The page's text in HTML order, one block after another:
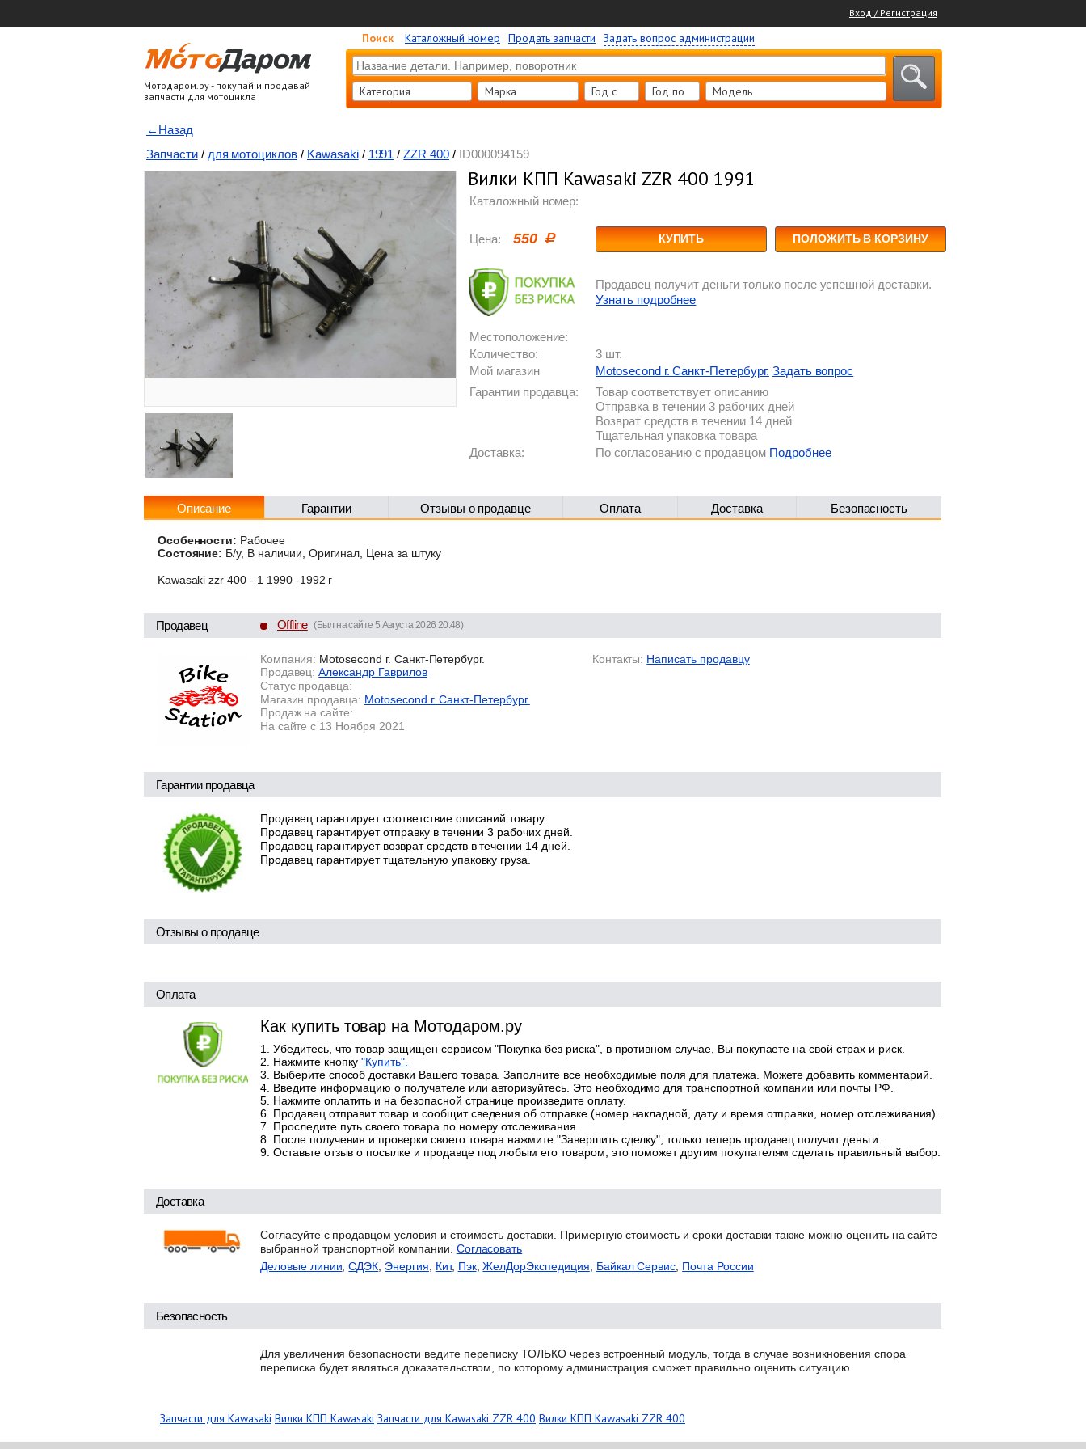
Вход / Регистрация
Мотодаром.ру - покупай и продавай
запчасти для мотоцикла
Поиск Каталожный номер Продать запчасти Задать вопрос администрации
Категория Марка Год c Год по Модель
←Назад
Запчасти / для мотоциклов / Kawasaki / 1991 / ZZR 400 / ID000094159
Вилки КПП Kawasaki ZZR 400 1991
Каталожный номер:
Цена: 550 КУПИТЬ ПОЛОЖИТЬ В КОРЗИНУ
Продавец получит деньги только после успешной доставки.
Узнать подробнее
Местоположение:
Количество:
3 шт.
Мой магазин
Motosecond г. Санкт-Петербург. Задать вопрос
Гарантии продавца:
Товар соответствует описанию
Отправка в течении 3 рабочих дней
Возврат средств в течении 14 дней
Тщательная упаковка товара
Доставка:
По согласованию с продавцом Подробнее
Описание Гарантии Отзывы о продавце Оплата Доставка Безопасность
Особенности: Рабочее
Состояние: Б/у, В наличии, Оригинал, Цена за штуку
Kawasaki zzr 400 - 1 1990 -1992 г
Продавец Offline (Был на сайте 5 Августа 2026 20:48)
Компания: Motosecond г. Санкт-Петербург.
Продавец: Александр Гаврилов
Статус продавца:
Магазин продавца: Motosecond г. Санкт-Петербург.
Продаж на сайте:
На сайте с 13 Ноября 2021
Контакты: Написать продавцу
Гарантии продавца
Продавец гарантирует соответствие описаний товару.
Продавец гарантирует отправку в течении 3 рабочих дней.
Продавец гарантирует возврат средств в течении 14 дней.
Продавец гарантирует тщательную упаковку груза.
Отзывы о продавце
Оплата
Как купить товар на Мотодаром.ру
Убедитесь, что товар защищен сервисом "Покупка без риска", в противном случае, Вы покупаете на свой страх и риск.
Нажмите кнопку"Купить".
Выберите способ доставки Вашего товара. Заполните все необходимые поля для платежа. Можете добавить комментарий.
Введите информацию о получателе или авторизуйтесь. Это необходимо для транспортной компании или почты РФ.
Нажмите оплатить и на безопасной странице произведите оплату.
Продавец отправит товар и сообщит сведения об отправке (номер накладной, дату и время отправки, номер отслеживания).
Проследите путь своего товара по номеру отслеживания.
После получения и проверки своего товара нажмите "Завершить сделку", только теперь продавец получит деньги.
Оставьте отзыв о посылке и продавце под любым его товаром, это поможет другим покупателям сделать правильный выбор.
Доставка
Согласуйте с продавцом условия и стоимость доставки. Примерную стоимость и сроки доставки также можно оценить на сайте
выбранной транспортной компании. Согласовать
Деловые линии ,СДЭК Энергия Кит, Пэк,ЖелДорЭкспедиция Байкал Сервис Почта России
Безопасность
Для увеличения безопасности ведите переписку ТОЛЬКО через встроенный модуль, тогда в случае возникновения спора
переписка будет являться доказательством, по которому администрация сможет правильно оценить ситуацию.
Запчасти для Kawasaki Вилки КПП Kawasaki Запчасти для Kawasaki ZZR 400 Вилки КПП Kawasaki ZZR 400